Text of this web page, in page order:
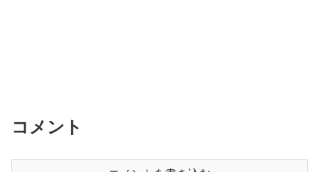
コメント